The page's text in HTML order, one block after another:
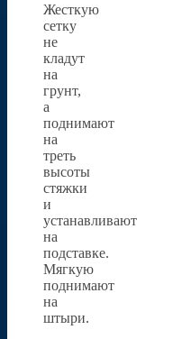
Жесткую
сетку
не
кладут
на
грунт,
а
поднимают
на
треть
высоты
стяжки
и
устанавливают
на
подставке.
Мягкую
поднимают
на
штыри.